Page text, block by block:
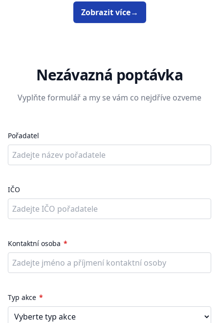
Zobrazit více→
Nezávazná poptávka
Vyplňte formulář a my se vám co nejdříve ozveme
Pořadatel
IČO
Kontaktní osoba
Typ akce